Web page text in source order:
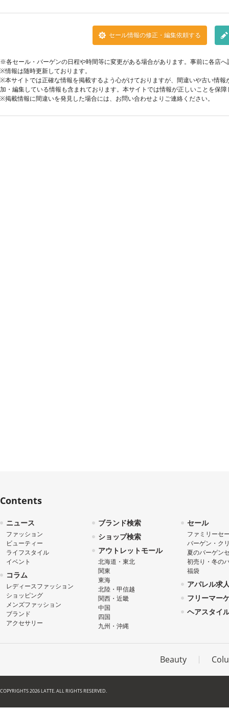
セール情報の修正・編集依頼する
※各セール・バーゲンの日程や時間等に変更がある場合があります。事前に各店
※情報は随時更新しております。
※本サイトでは正確な情報を掲載するよう心がけておりますが、間違いや古い情
加・編集している情報も含まれております。本サイトでは情報が正しいことを保
※掲載情報に間違いを発見した場合には、お問い合わせよりご連絡ください。
Contents
ニュース
ファッション
ビューティー
ライフスタイル
イベント
コラム
レディースファッション
ショッピング
メンズファッション
ブランド
アクセサリー
ブランド検索
ショップ検索
アウトレットモール
北海道・東北
関東
東海
北陸・甲信越
関西・近畿
中国
四国
九州・沖縄
セール
ファミリーセ
バーゲン・ク
夏のバーゲン
初売り・冬の
福袋
アパレル求
フリーマー
ヘアスタイ
Beauty
COPYRIGHTS 2026 LATTE. ALL RIGHTS RESERVED.